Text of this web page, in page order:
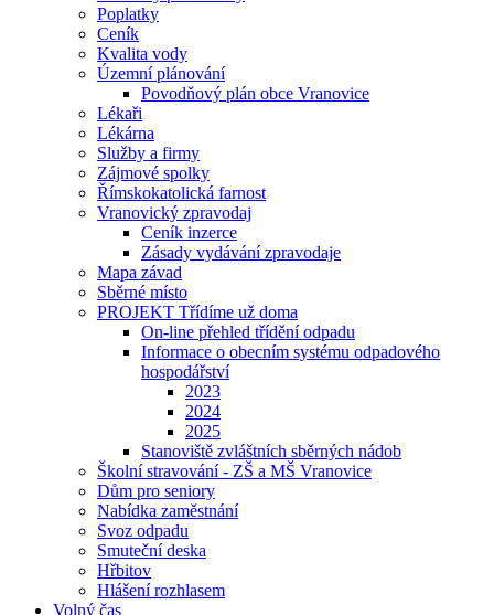
Poplatky
Ceník
Kvalita vody
Územní plánování
Povodňový plán obce Vranovice
Lékaři
Lékárna
Služby a firmy
Zájmové spolky
Římskokatolická farnost
Vranovický zpravodaj
Ceník inzerce
Zásady vydávání zpravodaje
Mapa závad
Sběrné místo
PROJEKT Třídíme už doma
On-line přehled třídění odpadu
Informace o obecním systému odpadového
hospodářství
2023
2024
2025
Stanoviště zvláštních sběrných nádob
Školní stravování - ZŠ a MŠ Vranovice
Dům pro seniory
Nabídka zaměstnání
Svoz odpadu
Smuteční deska
Hřbitov
Hlášení rozhlasem
Volný čas